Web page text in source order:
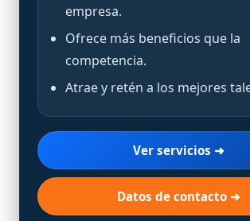
empresa.
Ofrece más beneficios que la
competencia.
Atrae y retén a los mejores
Ver servicios ➜
Datos de contacto ➜